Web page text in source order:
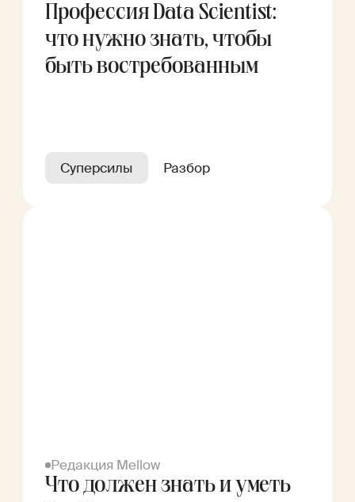
Профессия Data Scientist:
что нужно знать, чтобы
быть востребованным
Суперсилы Разбор
Редакция Mellow
Что должен знать и уметь